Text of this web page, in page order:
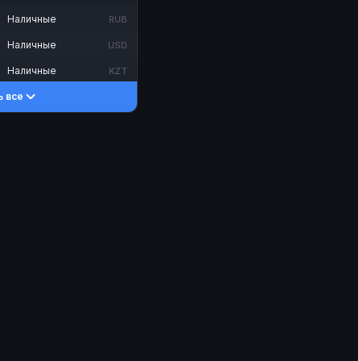
Наличные RUB
Наличные USD
Наличные KZT
все